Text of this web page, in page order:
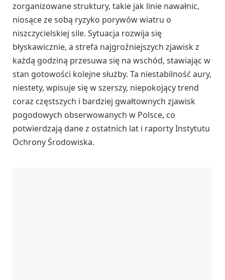
zorganizowane struktury, takie jak linie nawałnic,
niosące ze sobą ryzyko porywów wiatru o
niszczycielskiej sile. Sytuacja rozwija się
błyskawicznie, a strefa najgroźniejszych zjawisk z
każdą godziną przesuwa się na wschód, stawiając w
stan gotowości kolejne służby. Ta niestabilność aury,
niestety, wpisuje się w szerszy, niepokojący trend
coraz częstszych i bardziej gwałtownych zjawisk
pogodowych obserwowanych w Polsce, co
potwierdzają dane z ostatnich lat i raporty Instytutu
Ochrony Środowiska.